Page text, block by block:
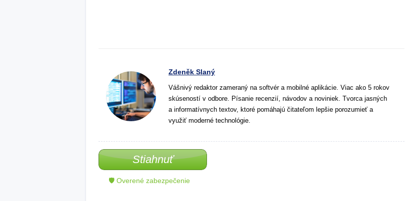
Zdeněk Slaný
Vášnivý redaktor zameraný na softvér a mobilné aplikácie. Viac ako 5 rokov
skúseností v odbore. Písanie recenzií, návodov a noviniek. Tvorca jasných
a informatívnych textov, ktoré pomáhajú čitateľom lepšie porozumieť a
využiť moderné technológie.
Stiahnuť
🛡 Overené zabezpečenie